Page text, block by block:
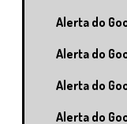
Alerta do
Alerta do
Alerta do
Alerta do